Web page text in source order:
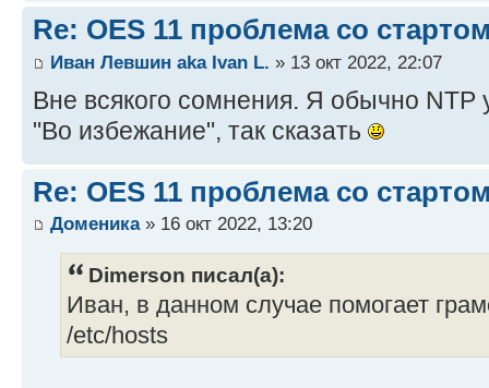
Re: OES 11 проблема со
Иван Левшин aka Ivan L. » 13 окт 2022, 22:07
Вне всякого сомнения. Я обычно
"Во избежание", так сказать
Re: OES 11 проблема со
Доменика» 16 окт 2022, 13:20
Dimerson писал(а):
Иван, в данном случае помогает
/etc/hosts